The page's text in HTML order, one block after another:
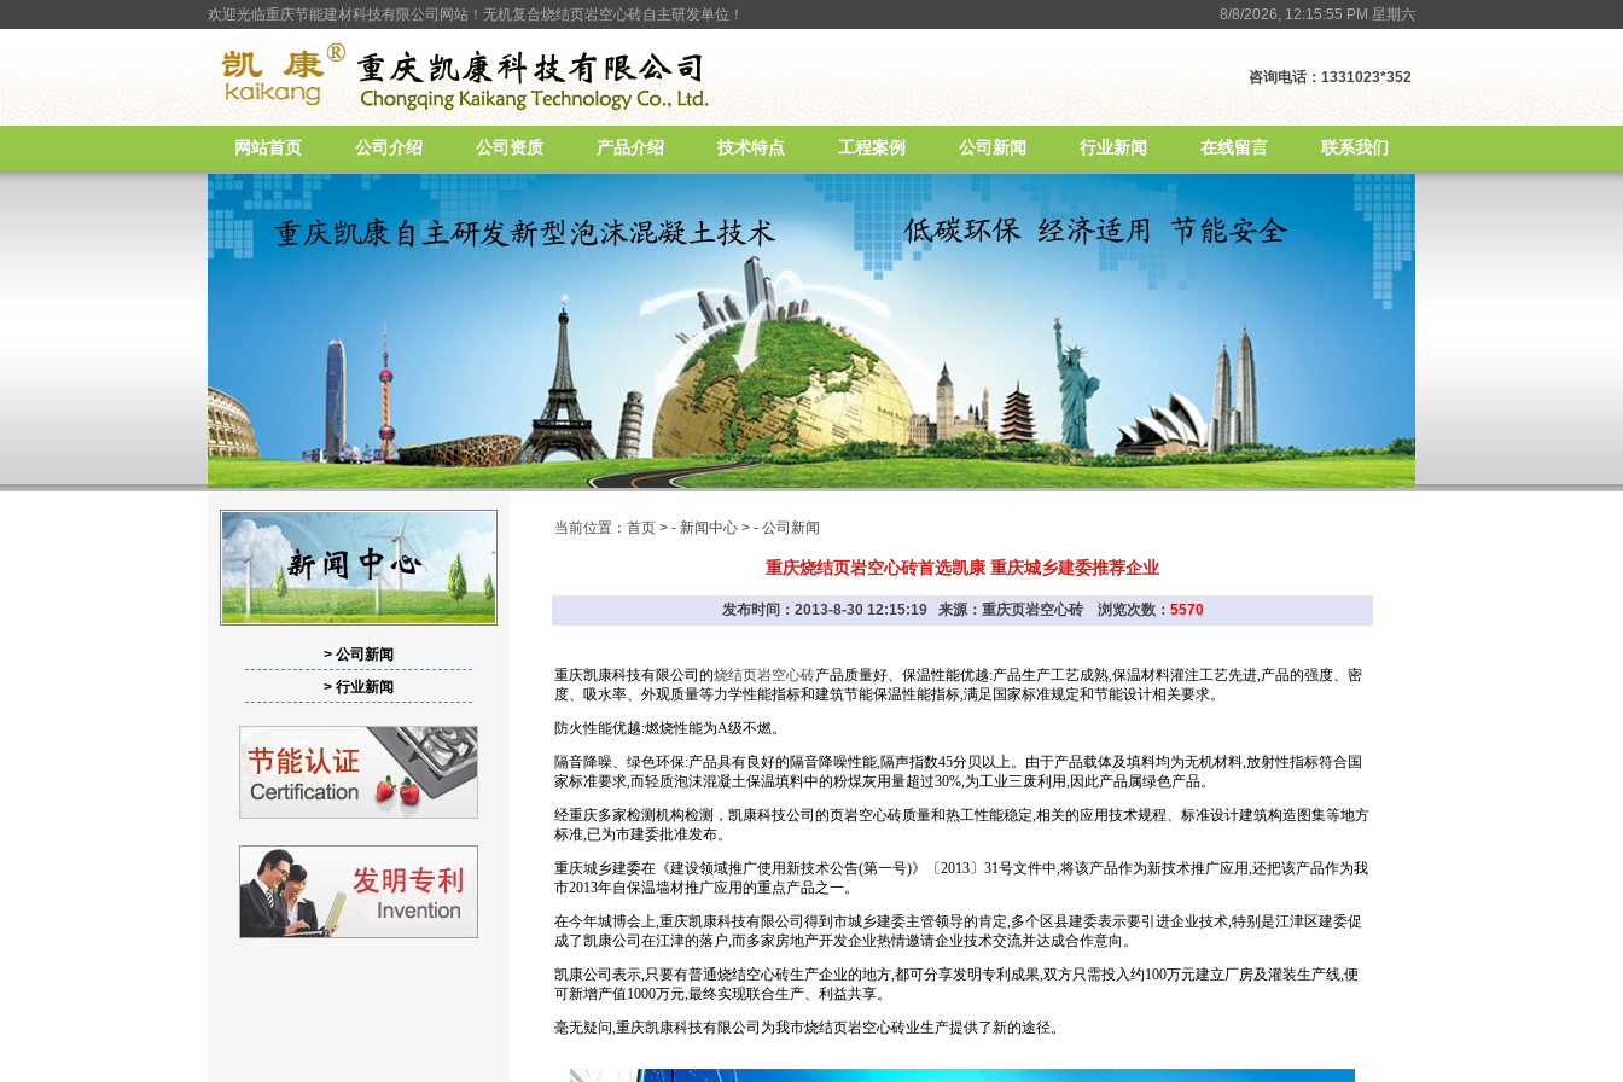
欢迎光临重庆节能建材科技有限公司网站！无机复合烧结页岩空心砖自主研发单位！ 8/8/2026, 12:15:56 PM 星期六
咨询电话：1331023*352
网站首页 公司介绍 公司资质 产品介绍 技术特点 工程案例 公司新闻 行业新闻 在线留言 联系我们
> 公司新闻
> 行业新闻
当前位置： 首页 > - 新闻中心 > - 公司新闻
重庆烧结页岩空心砖首选凯康 重庆城乡建委推荐企业
发布时间：2013-8-30 12:15:19 来源：重庆页岩空心砖 浏览次数： 5570
重庆凯康科技有限公司的烧结页岩空心砖产品质量好、保温性能优越:产品生产工艺成熟,保温材料灌注工艺先进,产品的强度、密
度、吸水率、外观质量等力学性能指标和建筑节能保温性能指标,满足国家标准规定和节能设计相关要求。
防火性能优越:燃烧性能为A级不燃。
隔音降噪、绿色环保:产品具有良好的隔音降噪性能,隔声指数45分贝以上。由于产品载体及填料均为无机材料,放射性指标符合国
家标准要求,而轻质泡沫混凝土保温填料中的粉煤灰用量超过30%,为工业三废利用,因此产品属绿色产品。
经重庆多家检测机构检测，凯康科技公司的页岩空心砖质量和热工性能稳定,相关的应用技术规程、标准设计建筑构造图集等地方
标准,已为市建委批准发布。
重庆城乡建委在《建设领域推广使用新技术公告(第一号)》〔2013〕31号文件中,将该产品作为新技术推广应用,还把该产品作为我
市2013年自保温墙材推广应用的重点产品之一。
在今年城博会上,重庆凯康科技有限公司得到市城乡建委主管领导的肯定,多个区县建委表示要引进企业技术,特别是江津区建委促
成了凯康公司在江津的落户,而多家房地产开发企业热情邀请企业技术交流并达成合作意向。
凯康公司表示,只要有普通烧结空心砖生产企业的地方,都可分享发明专利成果,双方只需投入约100万元建立厂房及灌装生产线,便
可新增产值1000万元,最终实现联合生产、利益共享。
毫无疑问,重庆凯康科技有限公司为我市烧结页岩空心砖业生产提供了新的途径。